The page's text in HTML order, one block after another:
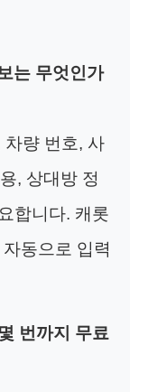
는 무엇인가
차량 번호, 사
, 상대방 정
합니다. 캐롯
동으로 입력
번까지 무료